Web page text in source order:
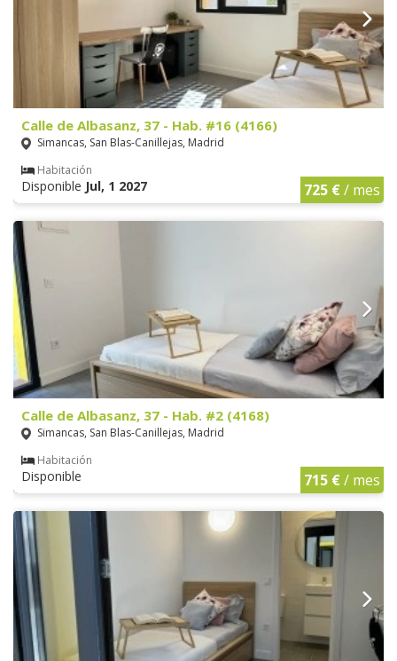
Calle de Albasanz, 37 - Hab. #16 (4166)
Simancas, San Blas-Canillejas, Madrid
Habitación
Disponible Jul, 1 2027 725 €/ mes
Calle de Albasanz, 37 - Hab. #2 (4168)
Simancas, San Blas-Canillejas, Madrid
Habitación
Disponible 715 €/ mes